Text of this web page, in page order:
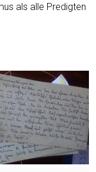
als alle Pre­dig­ten